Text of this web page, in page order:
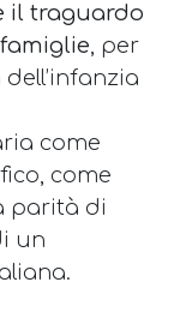
il traguardo
, per
come
come
parità di
un